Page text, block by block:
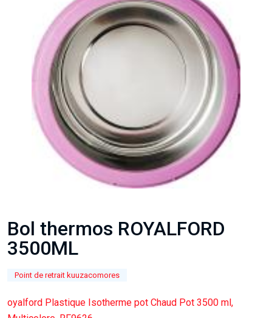
Bol thermos ROYALFORD
3500ML
Point de retrait kuuzacomores
oyalford Plastique Isotherme pot Chaud Pot 3500 ml,